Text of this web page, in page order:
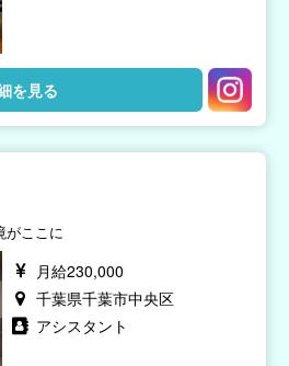
を見る
がここに
月給230,000
千葉県千葉市中央区
アシスタント